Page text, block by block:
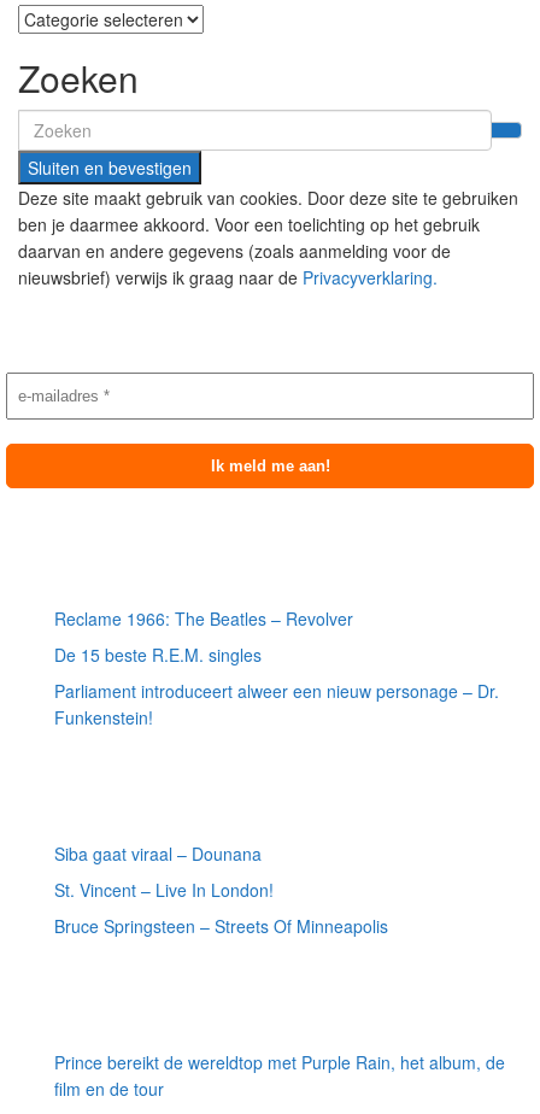
Categorieën
Zoeken
Search
for:
Deze site maakt gebruik van cookies. Door deze site te gebruiken
ben je daarmee akkoord. Voor een toelichting op het gebruik
daarvan en andere gegevens (zoals aanmelding voor de
nieuwsbrief) verwijs ik graag naar de Privacyverklaring.
Reclame 1966: The Beatles – Revolver
De 15 beste R.E.M. singles
Parliament introduceert alweer een nieuw personage – Dr.
Funkenstein!
Siba gaat viraal – Dounana
St. Vincent – Live In London!
Bruce Springsteen – Streets Of Minneapolis
Prince bereikt de wereldtop met Purple Rain, het album, de
film en de tour